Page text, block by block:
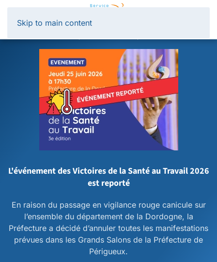
Skip to main content
L'événement des Victoires de la Santé au Travail 2026
est reporté
En raison du passage en vigilance rouge canicule sur
l’ensemble du département de la Dordogne, la
Préfecture a décidé d’annuler toutes les manifestations
prévues dans les Grands Salons de la Préfecture de
Périgueux.
Panneau de gestion des cookies